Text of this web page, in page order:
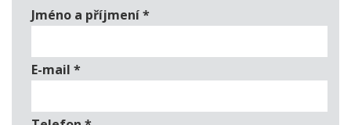
Jméno a příjmení*
E-mail *